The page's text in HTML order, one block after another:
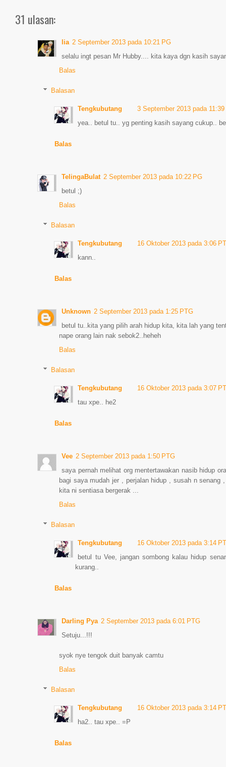
31 ulasan:
lia 2 September 2013 pada 10:21 PG
selalu ingt pesan Mr Hubby.... kita kaya dgn kasih
Balas
Balasan
Tengkubutang
3 September 2013 pada 11:39
yea.. betul tu.. yg penting kasih sayang cukup..
Balas
TelingaBulat 2 September 2013 pada 10:22 PG
betul ;)
Balas
Balasan
Tengkubutang
16 Oktober 2013 pada 3:06
kann..
Balas
Unknown 2 September 2013 pada 1:25 PTG
betul tu..kita yang pilih arah hidup kita, kita lah yang
nape orang lain nak sebok2..heheh
Balas
Balasan
Tengkubutang
16 Oktober 2013 pada 3:07
tau xpe.. he2
Balas
Vee 2 September 2013 pada 1:50 PTG
saya pernah melihat org mentertawakan nasib hidup
bagi saya mudah jer , perjalan hidup , susah n
kita ni sentiasa bergerak ...
Balas
Balasan
Tengkubutang
16 Oktober 2013 pada 3:14
betul tu Vee, jangan sombong kalau hidup
kurang..
Balas
Darling Pya 2 September 2013 pada 6:01 PTG
Setuju...!!!
syok nye tengok duit banyak camtu
Balas
Balasan
Tengkubutang
16 Oktober 2013 pada 3:14
ha2.. tau xpe.. =P
Balas